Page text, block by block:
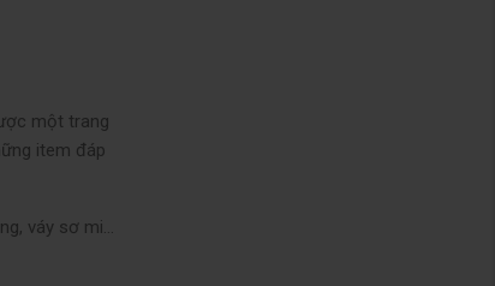
một trang
item đáp
váy sơ mi…